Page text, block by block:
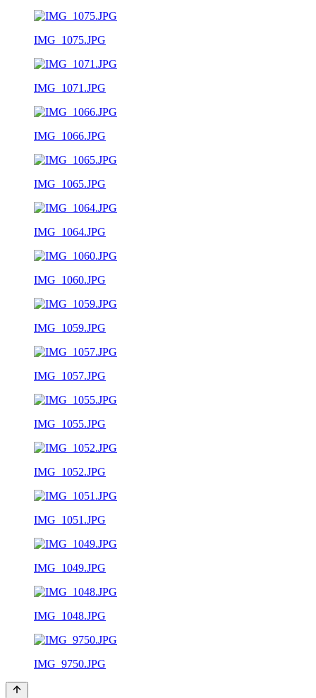
IMG_1075.JPG
IMG_1071.JPG
IMG_1066.JPG
IMG_1065.JPG
IMG_1064.JPG
IMG_1060.JPG
IMG_1059.JPG
IMG_1057.JPG
IMG_1055.JPG
IMG_1052.JPG
IMG_1051.JPG
IMG_1049.JPG
IMG_1048.JPG
IMG_9750.JPG